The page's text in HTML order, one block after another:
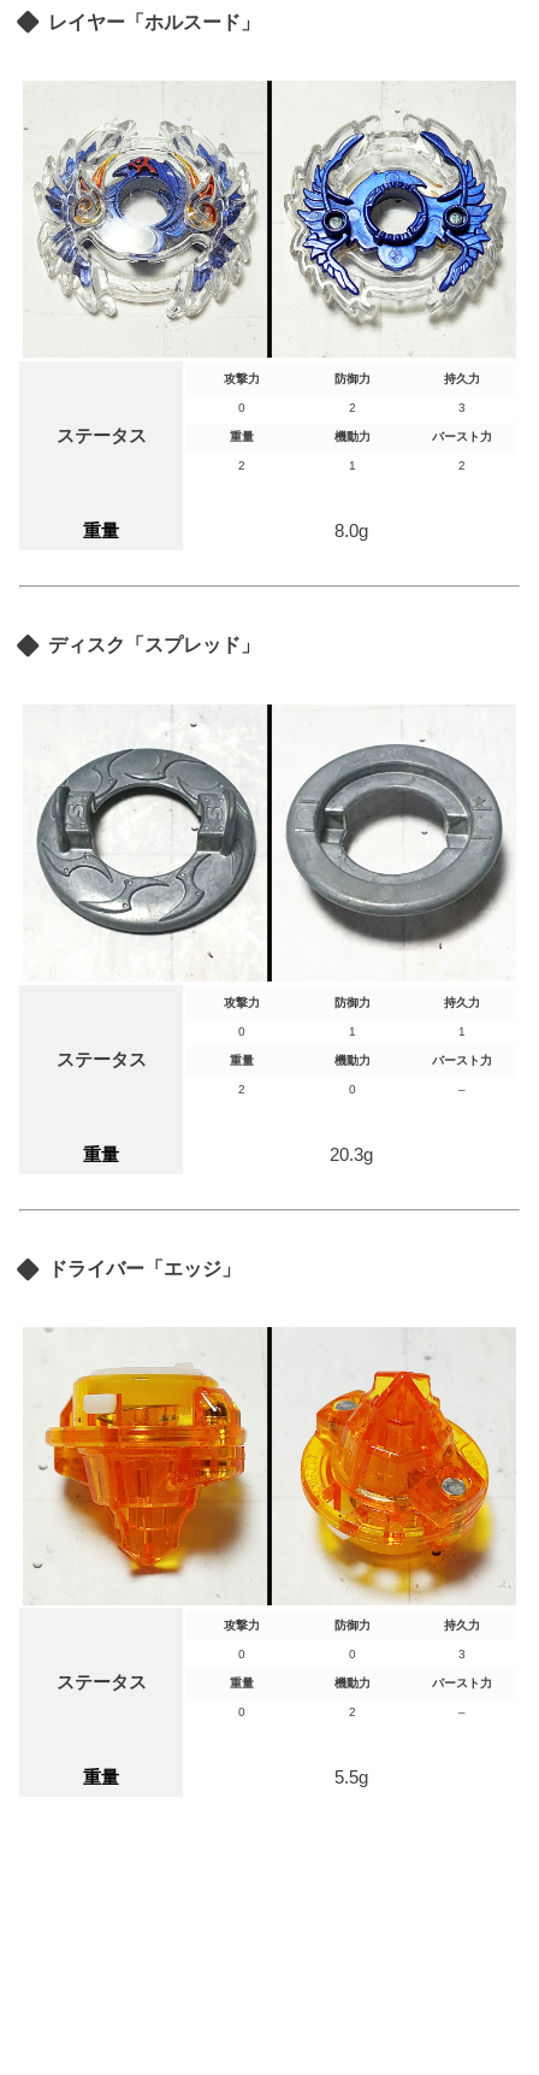
レイヤー「ホルスード」
ステータス
攻撃力 防御力 持久力
0 2 3
重量 機動力 バースト力
2 1 2
重量 8.0g
ディスク「スプレッド」
ステータス
攻撃力 防御力 持久力
0 1 1
重量 機動力 バースト力
2 0 –
重量 20.3g
ドライバー「エッジ」
ステータス
攻撃力 防御力 持久力
0 0 3
重量 機動力 バースト力
0 2 –
重量 5.5g